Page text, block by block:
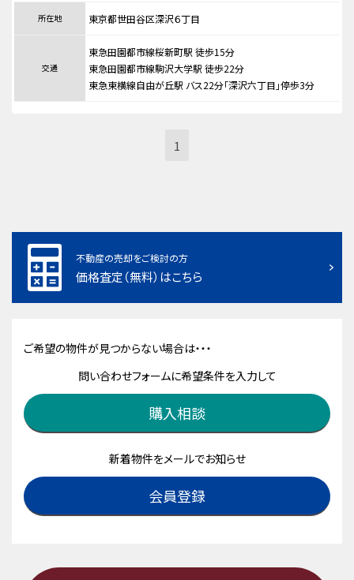
所在地 東京都世田谷区深沢６丁目
交通
東急田園都市線桜新町駅 徒歩15分
東急田園都市線駒沢大学駅 徒歩22分
東急東横線自由が丘駅 バス22分「深沢六丁目」停歩3分
1
不動産の売却をご検討の方
価格査定（無料）はこちら
ご希望の物件が見つからない場合は・・・
問い合わせフォームに希望条件を入力して
購入相談
新着物件をメールでお知らせ
会員登録